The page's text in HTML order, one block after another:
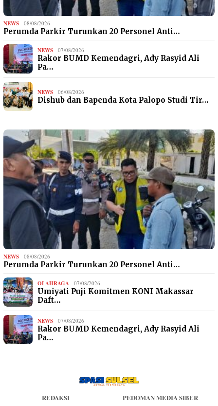
NEWS 08/08/2026
Perumda Parkir Turunkan 20 Personel Anti…
NEWS 07/08/2026
Rakor BUMD Kemendagri, Ady Rasyid Ali
Pa…
NEWS 06/08/2026
Dishub dan Bapenda Kota Palopo Studi Tir…
NEWS 08/08/2026
Perumda Parkir Turunkan 20 Personel Anti…
OLAHRAGA 07/08/2026
Umiyati Puji Komitmen KONI Makassar
Daft…
NEWS 07/08/2026
Rakor BUMD Kemendagri, Ady Rasyid Ali
Pa…
REDAKSI PEDOMAN MEDIA SIBER